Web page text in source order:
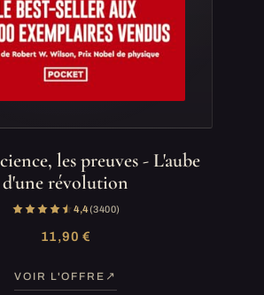
les preuves - L'aube
d'une révolution
4,4(3 400)
11,90 €
VOIR L'OFFRE